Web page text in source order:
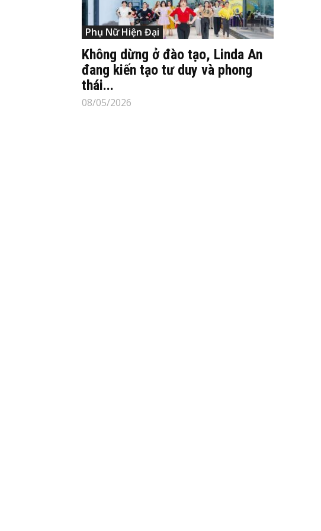
Phụ Nữ Hiện Đại
Không dừng ở đào tạo, Linda An
đang kiến tạo tư duy và phong
thái...
08/05/2026